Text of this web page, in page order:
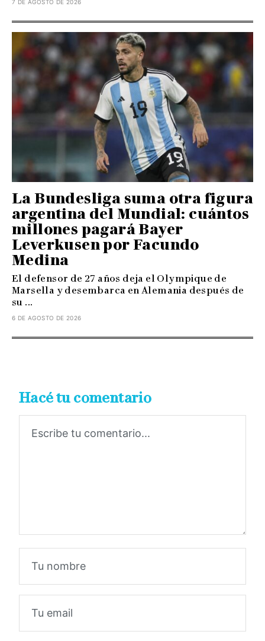
7 DE AGOSTO DE 2026
La Bundesliga suma otra figura
argentina del Mundial: cuántos
millones pagará Bayer
Leverkusen por Facundo
Medina
El defensor de 27 años deja el Olympique de
Marsella y desembarca en Alemania después de
su ...
6 DE AGOSTO DE 2026
Hacé tu comentario